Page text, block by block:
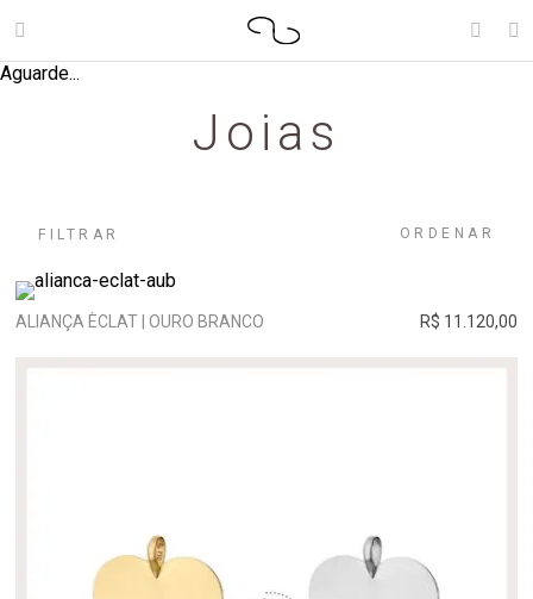
Aguarde...
Joias
FILTRAR ORDENAR
ALIANÇA ÈCLAT | OURO BRANCO R$ 11.120,00